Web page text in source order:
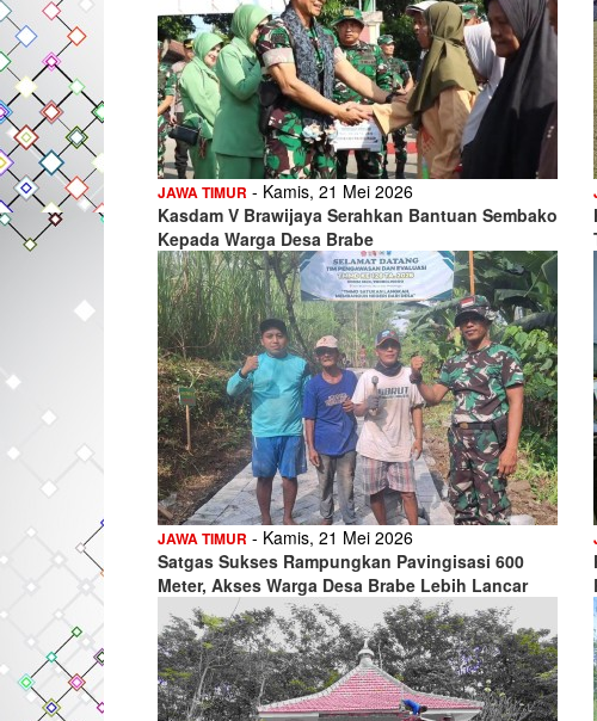
JAWA TIMUR - Kamis, 21 Mei 2026
Kasdam V Brawijaya Serahkan Bantuan Sembako
Kepada Warga Desa Brabe
JAWA TIMUR - Kamis, 21 Mei 2026
Satgas Sukses Rampungkan Pavingisasi 600
Meter, Akses Warga Desa Brabe Lebih Lancar